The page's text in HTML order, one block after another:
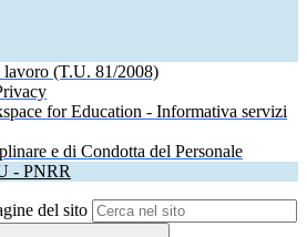
lavoro (T.U. 81/2008)
for Education - Informativa servizi
e di Condotta del Personale
- PNRR
del sito